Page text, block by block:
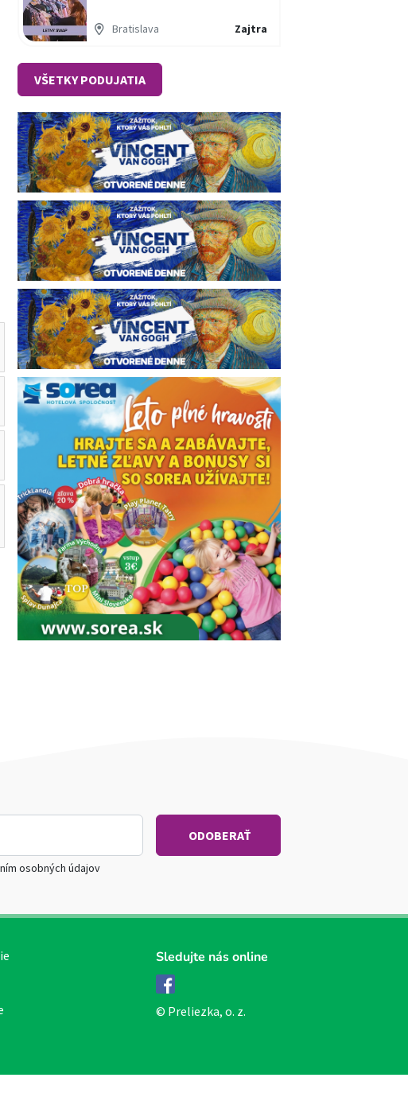
Bratislava Zajtra
VŠETKY PODUJATIA
osobných údajov
Sledujte nás online
© Preliezka, o. z.